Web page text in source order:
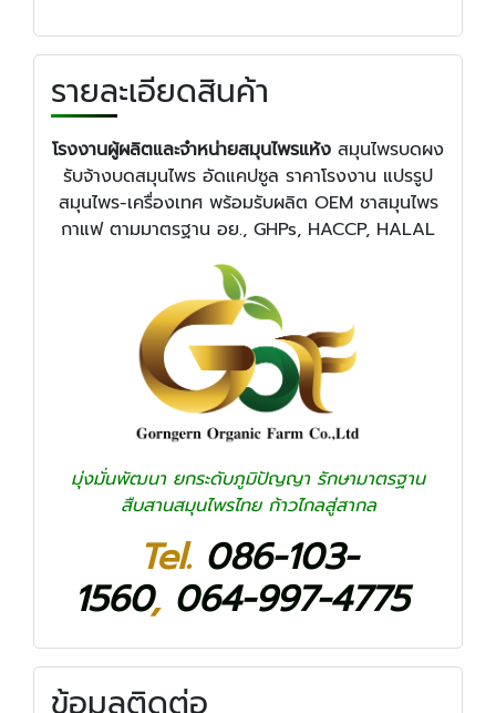
รายละเอียดสินค้า
โรงงานผู้ผลิตและจำหน่ายสมุนไพรแห้ง สมุนไพรบดผง
รับจ้างบดสมุนไพร อัดแคปซูล ราคาโรงงาน แปรรูป
สมุนไพร-เครื่องเทศ พร้อมรับผลิต OEM ชาสมุนไพร
กาแฟ ตามมาตรฐาน อย., GHPs, HACCP, HALAL
มุ่งมั่นพัฒนา ยกระดับภูมิปัญญา รักษามาตรฐาน
สืบสานสมุนไพรไทย ก้าวไกลสู่สากล
Tel. 086-103-
1560, 064-997-4775